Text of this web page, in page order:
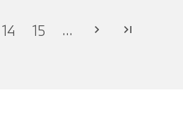
14 15 ... chevron_right last_page